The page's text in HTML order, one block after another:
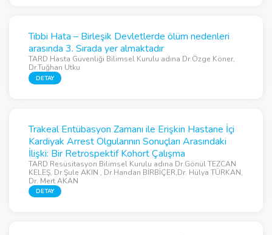
Tıbbi Hata – Birleşik Devletlerde ölüm nedenleri
arasında 3. Sırada yer almaktadır
TARD Hasta Güvenliği Bilimsel Kurulu adına Dr.Özge Köner,
Dr.Tuğhan Utku
DETAY
Trakeal Entübasyon Zamanı ile Erişkin Hastane İçi
Kardiyak Arrest Olgularının Sonuçları Arasındaki
İlişki: Bir Retrospektif Kohort Çalışma
TARD Resüsitasyon Bilimsel Kurulu adına Dr.Gönül TEZCAN
KELEŞ, Dr.Şule AKIN , Dr.Handan BİRBİÇER,Dr. Hülya TÜRKAN,
Dr. Mert AKAN
DETAY